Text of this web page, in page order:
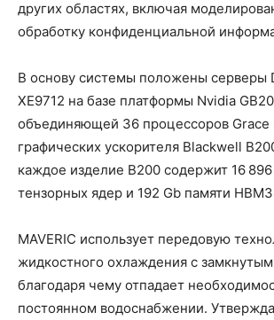
других областях, включая
обработку конфиденциальной
В основу системы положены серверы
XE9712 на базе платформы Nvidia
объединяющей 36 процессоров Grace
графических ускорителя Blackwell
каждое изделие B200 содержит 16
тензорных ядер и 192 Gb памяти
MAVERIC использует передовую
жидкостного охлаждения с
благодаря чему отпадает
постоянном водоснабжении.